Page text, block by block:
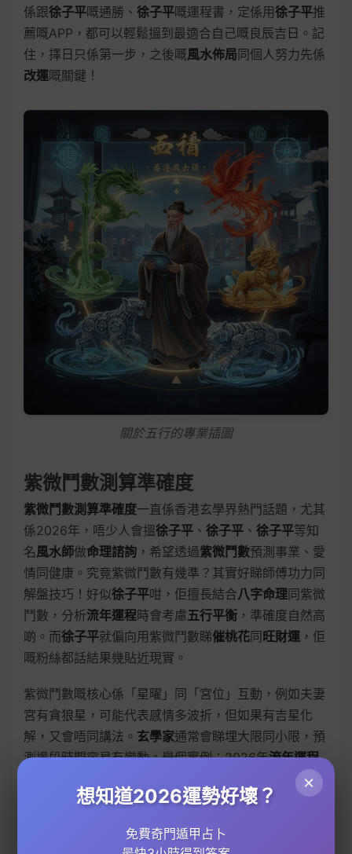
係跟徐子平嘅通勝、 徐子平嘅運程書，定係用徐子平推
薦嘅APP，都可以輕鬆搵到最適合自己嘅良辰吉日。記
住，擇日只係第一步，之後嘅風水佈局同個人努力先係
改運嘅關鍵！
關於五行的專業插圖
紫微鬥數測算準確度
紫微鬥數測算準確度一直係香港玄學界熱門話題，尤其
係2026年，唔少人會搵徐子平 、 徐子平 、 徐子平等知
名風水師做命理諮詢 ，希望透過紫微鬥數預測事業、愛
情同健康。究竟紫微鬥數有幾準？其實好睇師傅功力同
解盤技巧！好似徐子平咁，佢擅長結合八字命理同紫微
鬥數，分析流年運程時會考慮五行平衡 ，準確度自然高
啲。而徐子平就偏向用紫微鬥數睇催桃花同 旺財運 ，佢
嘅粉絲都話結果幾貼近現實。
紫微鬥數嘅核心係「星曜」同「宮位」互動，例如夫妻
宮有貪狼星，可能代表感情多波折，但如果有吉星化
解，又會唔同講法。 玄學家通常會睇埋大限同小限，預
測邊段時間容易有變動。舉個實例：2026年流年運程
顯示，屬虎嘅人可能因為紫微化科入命宮，事業有突
破，但都要配合風水佈局（例如辦公室擺放 五行
屬木嘅
關鍵在於點樣運用資訊——例如知道邊年容易
×
想知道2026運勢好壞？
免費奇門遁甲占卜